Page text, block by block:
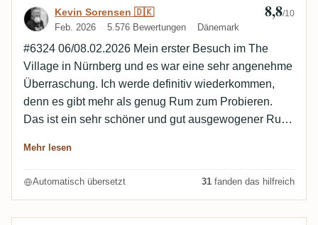
Bewertung von Kevin Sorensen 🇩🇰
Kevin Sorensen 🇩🇰
Feb. 2026 5.576 Bewertungen Dänemark
8,8/10
#6324 06/08.02.2026 Mein erster Besuch im The
Village in Nürnberg und es war eine sehr angenehme
Überraschung. Ich werde definitiv wiederkommen,
denn es gibt mehr als genug Rum zum Probieren.
Das ist ein sehr schöner und gut ausgewogener Rum.
gut mit leichter Minze und etwas Gummi und Olive
Honignote zu erkennen. Das Gesamtbild ist großartig.
Mehr lesen
Automatisch übersetzt 31 fanden das hilfreich